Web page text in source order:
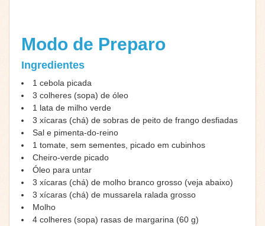
Modo de Preparo
Ingredientes
1 cebola picada
3 colheres (sopa) de óleo
1 lata de milho verde
3 xícaras (chá) de sobras de peito de frango desfiadas
Sal e pimenta-do-reino
1 tomate, sem sementes, picado em cubinhos
Cheiro-verde picado
Óleo para untar
3 xícaras (chá) de molho branco grosso (veja abaixo)
3 xícaras (chá) de mussarela ralada grosso
Molho
4 colheres (sopa) rasas de margarina (60 g)